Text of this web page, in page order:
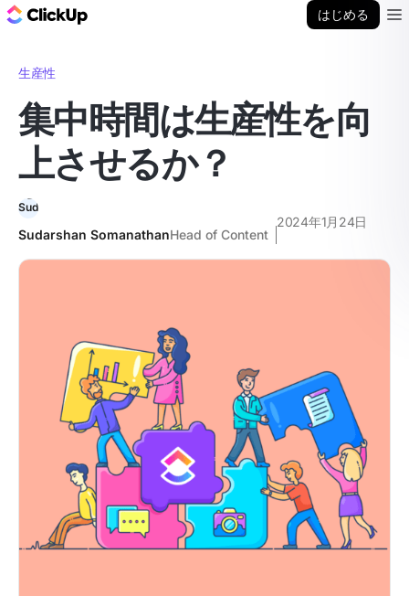
はじめる
生産性
集中時間は生産性を向
上させるか？
Sudarshan SomanathanHead of Content
2024年1月24日